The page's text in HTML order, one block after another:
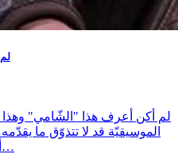
لم أكن أعرف هذا "الشّامي"
الموسيقيّة قد لا تتذوّق ما
أذواق الشّباب الّذين يحبّونه…فلكلّ…